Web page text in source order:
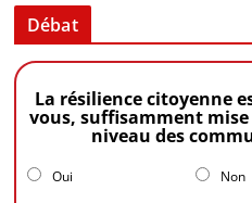
Débat
La résilience citoyenne
vous, suffisamment
niveau des
Oui Non